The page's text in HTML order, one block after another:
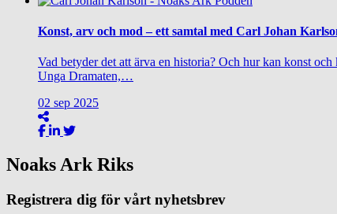
Konst, arv och mod – ett samtal med Carl Johan
Vad betyder det att ärva en historia? Och hur kan konst
Unga Dramaten,…
02 sep 2025
Noaks Ark Riks
Registrera dig för vårt nyhetsbrev